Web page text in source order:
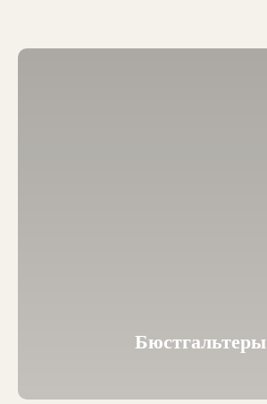
Бюстгальтеры